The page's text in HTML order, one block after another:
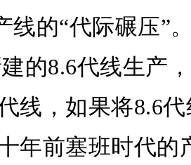
线的“代际碾压”
的8.6代线生产
线，如果将8.6
年前塞班时代